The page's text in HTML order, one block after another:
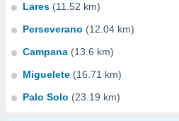
Lares (11.52 km)
Perseverano (12.04 km)
Campana (13.6 km)
Miguelete (16.71 km)
Palo Solo (23.19 km)